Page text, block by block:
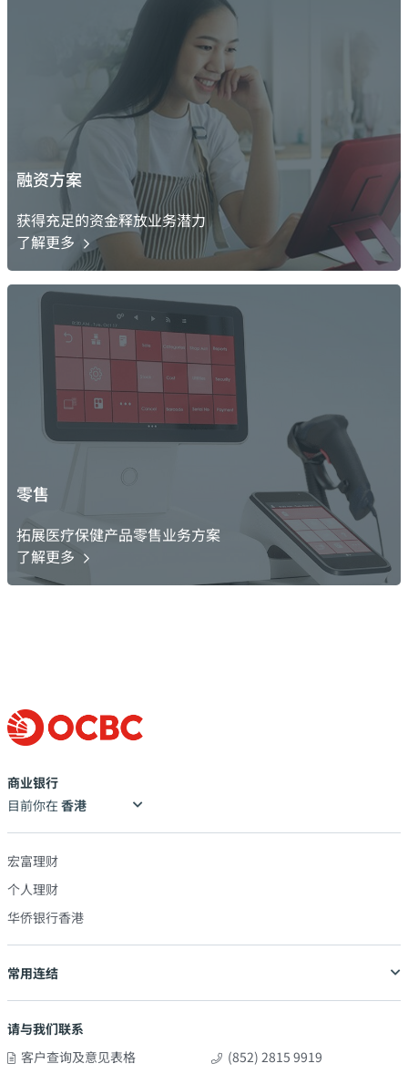
融资方案
获得充足的资金释放业务潜力
了解更多
零售
拓展医疗保健产品零售业务方案
了解更多
商业银行
目前你在
宏富理财
个人理财
华侨银行香港
常用连结
请与我们联系
客户查询及意见表格
(852) 2815 9919